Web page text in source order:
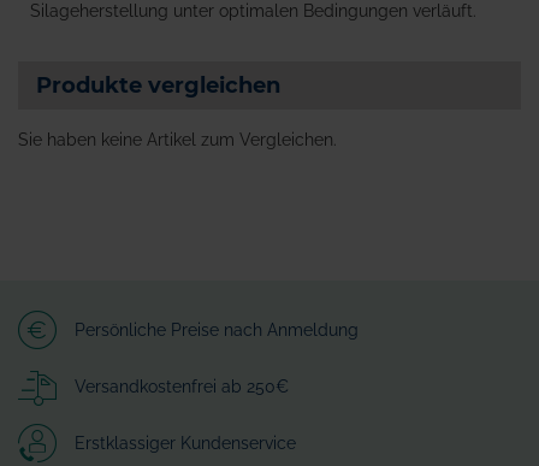
Silageherstellung unter optimalen Bedingungen verläuft.
Produkte vergleichen
Sie haben keine Artikel zum Vergleichen.
Persönliche Preise nach Anmeldung
Versandkostenfrei ab 250€
Erstklassiger Kundenservice